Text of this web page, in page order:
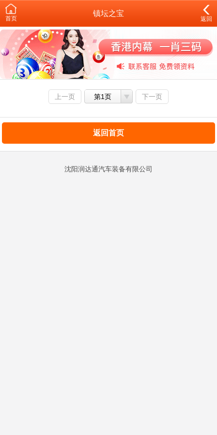
首页
镇坛之宝
返回
上一页 第1页 下一页
返回首页
沈阳润达通汽车装备有限公司